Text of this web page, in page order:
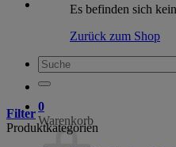
Es befinden sich
Zurück zum Shop
Suche
nach:
0
Warenkorb
Filter
Produktkategorien